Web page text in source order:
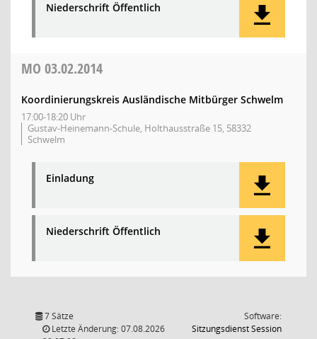
Niederschrift Öffentlich
MO 03.02.2014
Koordinierungskreis Ausländische Mitbürger Schwelm
17:00-18:20 Uhr
Gustav-Heinemann-Schule, Holthausstraße 15, 58332
Schwelm
Einladung
Niederschrift Öffentlich
7 Sätze
Letzte Änderung: 07.08.2026
Software:
SitzungsdienstSession(Wird in